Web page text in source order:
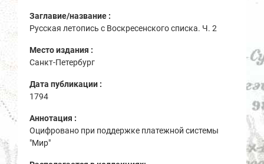
Заглавие/название :
Русская летопись с Воскресенского списка. Ч. 2
Место издания :
Санкт-Петербург
Дата публикации :
1794
Аннотация :
Оцифровано при поддержке платежной системы
"Мир"